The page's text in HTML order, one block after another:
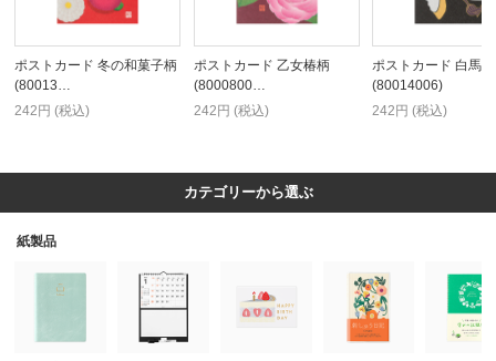
ポストカード 冬の和菓子柄
(80013…
242円 (税込)
ポストカード 乙女椿柄
(8000800…
242円 (税込)
ポストカード 白馬柄
(80014006)
242円 (税込)
カテゴリーから選ぶ
紙製品